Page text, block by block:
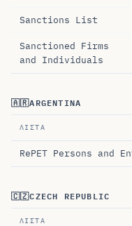
Sanctions List
Sanctioned Firms
and Individuals
🇦🇷ARGENTINA
ΛΊΣΤΑ
RePET Persons and
🇨🇿CZECH REPUBLIC
ΛΊΣΤΑ